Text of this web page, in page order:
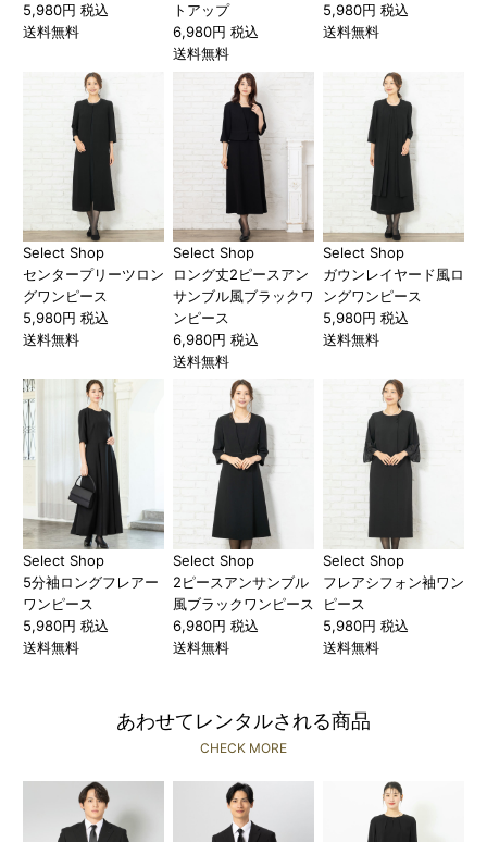
5,980円 税込
送料無料
トアップ
6,980円 税込
送料無料
5,980円 税込
送料無料
Select Shop
センタープリーツロン
グワンピース
5,980円 税込
送料無料
Select Shop
ロング丈2ピースアン
サンブル風ブラックワ
ンピース
6,980円 税込
送料無料
Select Shop
ガウンレイヤード風ロ
ングワンピース
5,980円 税込
送料無料
Select Shop
5分袖ロングフレアー
ワンピース
5,980円 税込
送料無料
Select Shop
2ピースアンサンブル
風ブラックワンピース
6,980円 税込
送料無料
Select Shop
フレアシフォン袖ワン
ピース
5,980円 税込
送料無料
あわせてレンタルされる商品
CHECK MORE